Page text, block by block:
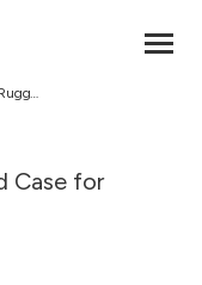
Blu Element - Armour Rugged Case for Samsung Galaxy A57 5G
Case for